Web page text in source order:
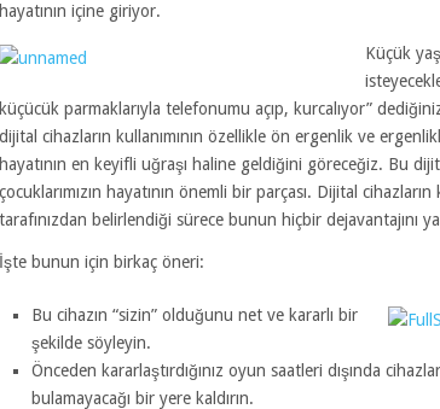
hayatının içine giriyor.
Küçük
küçücük parmaklarıyla telefonumu açıp, kurcalıyor”
dijital cihazların kullanımının özellikle ön ergenlik ve
hayatının en keyifli uğraşı haline geldiğini göreceğiz. Bu
çocuklarımızın hayatının önemli bir parçası. Dijital cihazların
tarafınızdan belirlendiği sürece bunun hiçbir dejavantajını
İşte bunun için birkaç öneri:
Bu cihazın “sizin” olduğunu net ve kararlı bir
şekilde söyleyin.
Önceden kararlaştırdığınız oyun saatleri dışında
bulamayacağı bir yere kaldırın.